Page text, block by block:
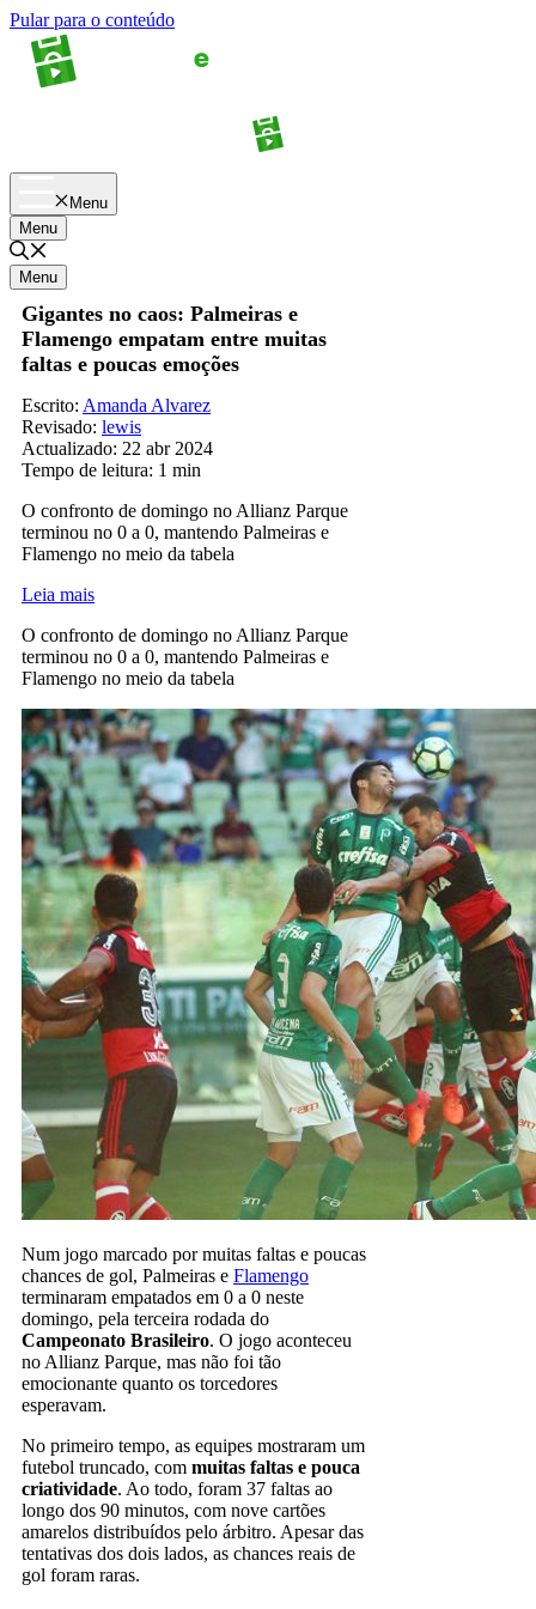
Pular para o conteúdo
Menu
Menu
Menu
Gigantes no caos: Palmeiras e
Flamengo empatam entre muitas
faltas e poucas emoções
Escrito: Amanda Alvarez
Revisado: lewis
Actualizado: 22 abr 2024
Tempo de leitura: 1 min
O confronto de domingo no Allianz Parque
terminou no 0 a 0, mantendo Palmeiras e
Flamengo no meio da tabela
Leia mais
O confronto de domingo no Allianz Parque
terminou no 0 a 0, mantendo Palmeiras e
Flamengo no meio da tabela
Num jogo marcado por muitas faltas e poucas
chances de gol, Palmeiras e Flamengo
terminaram empatados em 0 a 0 neste
domingo, pela terceira rodada do
Campeonato Brasileiro. O jogo aconteceu
no Allianz Parque, mas não foi tão
emocionante quanto os torcedores
esperavam.
No primeiro tempo, as equipes mostraram um
futebol truncado, com muitas faltas e pouca
criatividade. Ao todo, foram 37 faltas ao
longo dos 90 minutos, com nove cartões
amarelos distribuídos pelo árbitro. Apesar das
tentativas dos dois lados, as chances reais de
gol foram raras.